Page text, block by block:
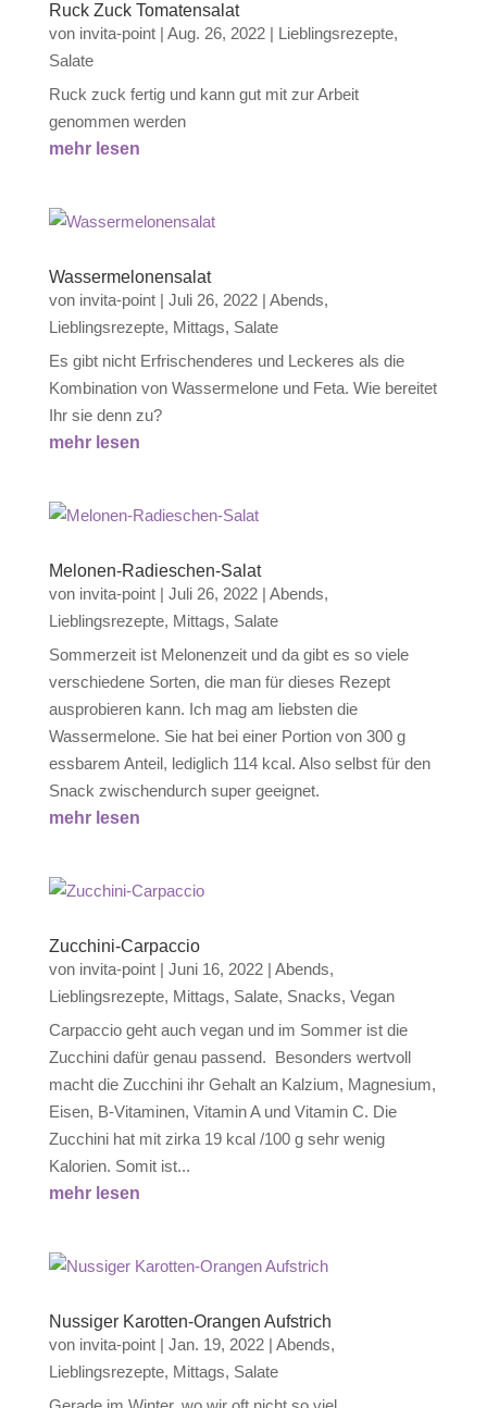
Ruck Zuck Tomatensalat
von invita-point| Aug. 26, 2022| Lieblingsrezepte,
Salate
Ruck zuck fertig und kann gut mit zur Arbeit
genommen werden
mehr lesen
Wassermelonensalat
von invita-point| Juli 26, 2022| Abends,
Lieblingsrezepte, Mittags, Salate
Es gibt nicht Erfrischenderes und Leckeres als die
Kombination von Wassermelone und Feta. Wie bereitet
Ihr sie denn zu?
mehr lesen
Melonen-Radieschen-Salat
von invita-point| Juli 26, 2022| Abends,
Lieblingsrezepte, Mittags, Salate
Sommerzeit ist Melonenzeit und da gibt es so viele
verschiedene Sorten, die man für dieses Rezept
ausprobieren kann. Ich mag am liebsten die
Wassermelone. Sie hat bei einer Portion von 300 g
essbarem Anteil, lediglich 114 kcal. Also selbst für den
Snack zwischendurch super geeignet.
mehr lesen
Zucchini-Carpaccio
von invita-point| Juni 16, 2022| Abends,
Lieblingsrezepte, Mittags, Salate, Snacks, Vegan
Carpaccio geht auch vegan und im Sommer ist die
Zucchini dafür genau passend. Besonders wertvoll
macht die Zucchini ihr Gehalt an Kalzium, Magnesium,
Eisen, B-Vitaminen, Vitamin A und Vitamin C. Die
Zucchini hat mit zirka 19 kcal /100 g sehr wenig
Kalorien. Somit ist...
mehr lesen
Nussiger Karotten-Orangen Aufstrich
von invita-point| Jan. 19, 2022| Abends,
Lieblingsrezepte, Mittags, Salate